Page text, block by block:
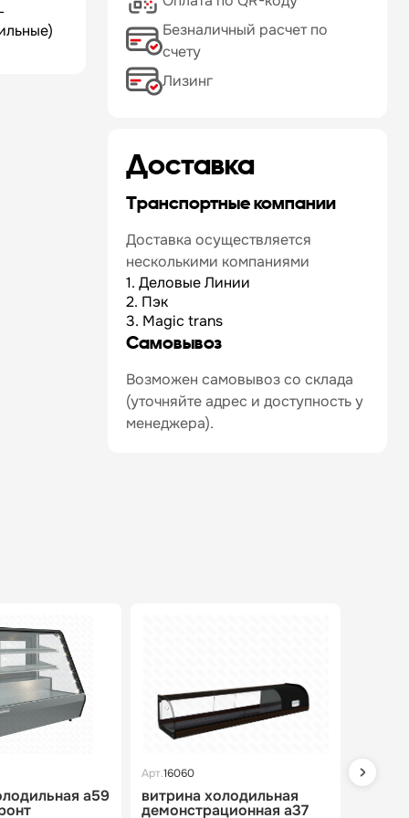
Безналичный расчет по
счету
Лизинг
Доставка
Транспортные компании
Доставка осуществляется
несколькими компаниями
1. Деловые Линии
2. Пэк
3. Magic trans
Самовывоз
Возможен самовывоз со склада
(уточняйте адрес и доступность у
менеджера).
a59
Арт.16060
витрина холодильная
демонстрационная a37
Арт.